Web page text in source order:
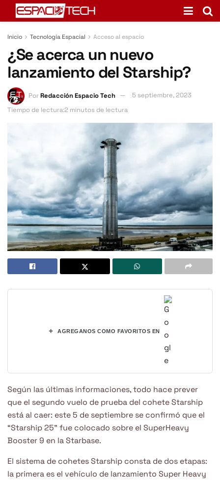
Inicio Tecnología Espacial Acceso al espacio
¿Se acerca un nuevo
lanzamiento del Starship?
PorRedacción Espacio Tech
5 septiembre, 2023
Tiempo de lectura:2 minutos de lectura
+ AGREGANOS COMO FAVORITOS EN
Según las últimas informaciones, todo hace prever
que el segundo vuelo de prueba del cohete Starship
está al caer: este 5 de septiembre se confirmó que el
“Starship 25” fue colocado sobre el SuperHeavy
Booster 9 en la Starbase.
El sistema de cohetes Starship consta de dos etapas:
la primera es el vehículo de lanzamiento Super Heavy